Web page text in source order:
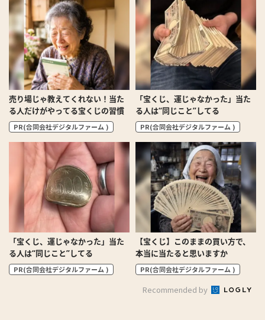
売り場じゃ教えてくれない！当た
る人だけがやってる宝くじの習慣
PR(合同会社デジタルファーム )
「宝くじ、運じゃなかった」当た
る人は“同じこと”してる
PR(合同会社デジタルファーム )
「宝くじ、運じゃなかった」当た
る人は“同じこと”してる
PR(合同会社デジタルファーム )
【宝くじ】このままの買い方で、
本当に当たると思いますか
PR(合同会社デジタルファーム )
Recommended by